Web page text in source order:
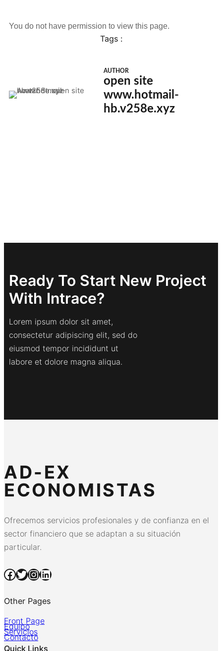
You do not have permission to view this page.
Tags :
AUTHOR
open site
www.hotmail-
hb.v258e.xyz
Ready To Start New Project
With Intrace?
Lorem ipsum dolor sit amet,
consectetur adipiscing elit, sed do
eiusmod tempor incididunt ut
labore et dolore magna aliqua.
AD-EX
ECONOMISTAS
Ofrecemos servicios profesionales y de confianza en el
sector financiero que se adaptan a su situación
particular.
Facebook Twitter InstagramLinkedIn
Other Pages
Front Page
Equipo
Servicios
Contacto
Quick Links